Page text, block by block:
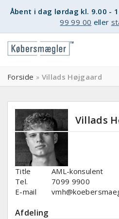
Åbent i dag lørdag kl. 9.00 -
99 99 00 eller
Forside » Villads Højgaard
Villads
Title
AML-konsulent
Tel.
7099 9900
E-mail
Afdeling